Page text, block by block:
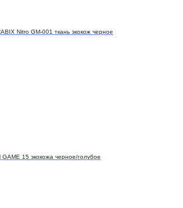
Nitro GM-001 ткань экокож черное
15 экокожа черное/голубое